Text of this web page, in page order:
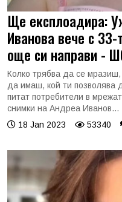
Ще експлоадира:
Иванова вече с
още си направи -
Колко трябва да се мразиш,
да имаш, кой ти позволява
питат потребители в
снимки на Андреа Иванов...
18 Jan 2023
53340